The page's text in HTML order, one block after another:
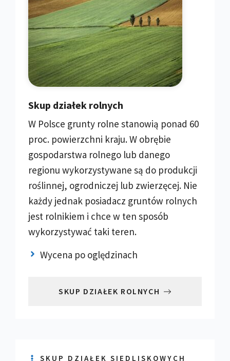
Skup działek rolnych
W Polsce grunty rolne stanowią ponad 60
proc. powierzchni kraju. W obrębie
gospodarstwa rolnego lub danego
regionu wykorzystywane są do produkcji
roślinnej, ogrodniczej lub zwierzęcej. Nie
każdy jednak posiadacz gruntów rolnych
jest rolnikiem i chce w ten sposób
wykorzystywać taki teren.
Wycena po oględzinach
SKUP DZIAŁEK ROLNYCH
SKUP DZIAŁEK SIEDLISKOWYCH